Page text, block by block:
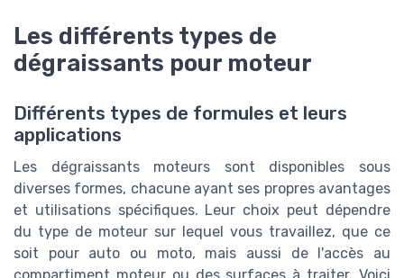
Les différents types de
dégraissants pour moteur
Différents types de formules et leurs
applications
Les dégraissants moteurs sont disponibles sous
diverses formes, chacune ayant ses propres avantages
et utilisations spécifiques. Leur choix peut dépendre
du type de moteur sur lequel vous travaillez, que ce
soit pour auto ou moto, mais aussi de l'accès au